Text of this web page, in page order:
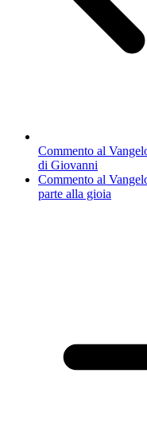
Commento al
di Giovanni
Commento al
parte alla gioia